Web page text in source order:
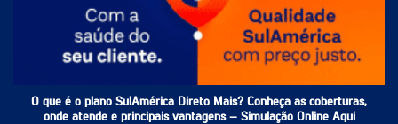
O que é o plano SulAmérica Direto Mais? Conheça as coberturas,
onde atende e principais vantagens – Simulação Online Aqui